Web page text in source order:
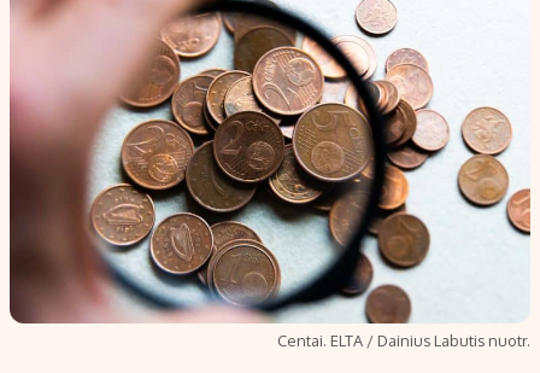
Centai. ELTA / Dainius Labutis nuotr.